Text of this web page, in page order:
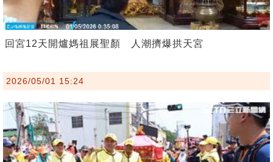
回宮12天開爐媽祖展聖顏 人潮擠爆拱天宮
2026/05/01 15:24